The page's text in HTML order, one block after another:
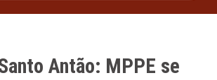
Antão: MPPE se